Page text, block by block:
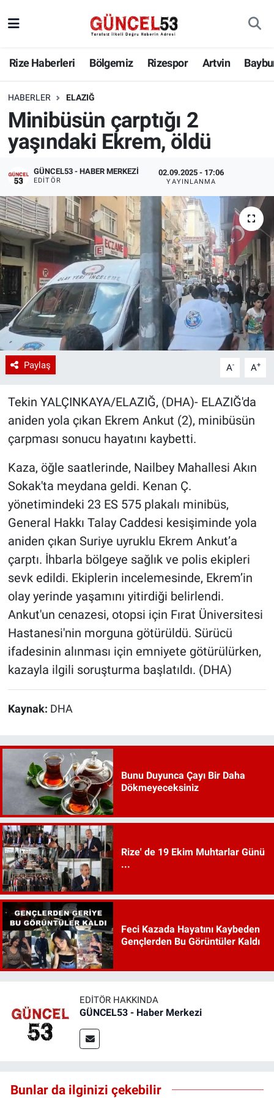
Rize Haberleri Bölgemiz Rizespor Artvin
HABERLER ELAZIĞ
Minibüsün çarptığı 2
yaşındaki Ekrem, öldü
GÜNCEL53 - HABER MERKEZI
EDITÖR
02.09.2025 - 17:06
YAYINLANMA
Paylaş A- A+
Tekin YALÇINKAYA/ELAZIĞ, (DHA)- ELAZIĞ'da
aniden yola çıkan Ekrem Ankut (2), minibüsün
çarpması sonucu hayatını kaybetti.
Kaza, öğle saatlerinde, Nailbey Mahallesi Akın
Sokak'ta meydana geldi. Kenan Ç.
yönetimindeki 23 ES 575 plakalı minibüs,
General Hakkı Talay Caddesi kesişiminde yola
aniden çıkan Suriye uyruklu Ekrem Ankut’a
çarptı. İhbarla bölgeye sağlık ve polis ekipleri
sevk edildi. Ekiplerin incelemesinde, Ekrem’in
olay yerinde yaşamını yitirdiği belirlendi.
Ankut'un cenazesi, otopsi için Fırat Üniversitesi
Hastanesi'nin morguna götürüldü. Sürücü
ifadesinin alınması için emniyete götürülürken,
kazayla ilgili soruşturma başlatıldı. (DHA)
Kaynak: DHA
Bunu Duyunca Çayı Bir Daha
Dökmeyeceksiniz
Rize' de 19 Ekim Muhtarlar Günü
...
Feci Kazada Hayatını Kaybeden
Gençlerden Bu Görüntüler Kaldı
EDITÖR HAKKINDA
GÜNCEL53 - Haber Merkezi
Bunlar da ilginizi çekebilir